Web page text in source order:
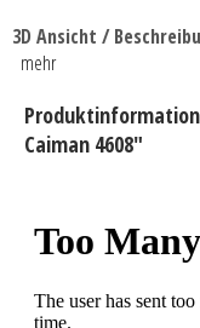
3D Ansicht /
mehr
Caiman 4608"